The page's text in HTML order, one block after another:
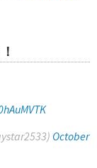
October